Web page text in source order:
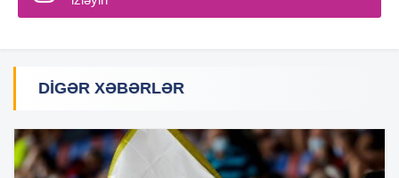
DIGƏR XƏBƏRLƏR